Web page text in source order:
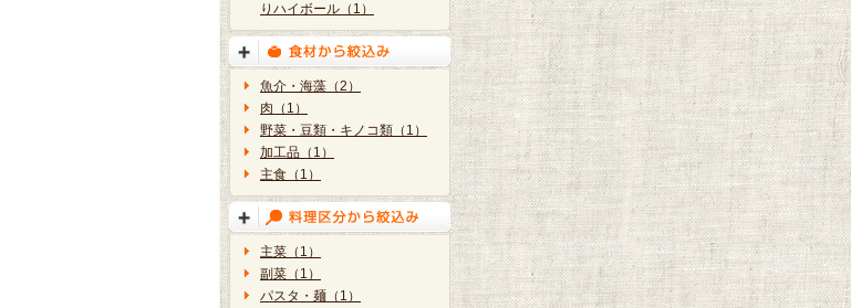
りハイボール（1）
魚介・海藻（2）
肉（1）
野菜・豆類・キノコ類（1）
加工品（1）
主食（1）
主菜（1）
副菜（1）
パスタ・麺（1）